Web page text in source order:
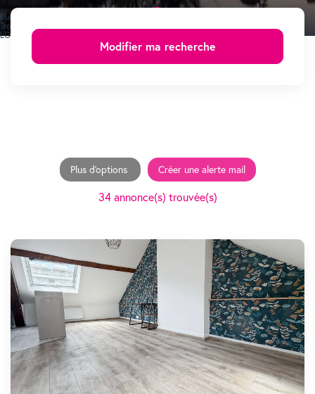
Modifier ma recherche
Sur notre site consultez les annonces immobilière de Appartement à vendre POISSY.
Trouvez votre Appartement sur POISSY grâce aux annonces immobilières de SAINT-
LOUIS POISSY IMMOBILIER.
Location Appartement POISSY Immobilier POISSY
34 annonce(s) trouvée(s)
Plus d'options Créer une alerte mail
SOUS COMPROMIS